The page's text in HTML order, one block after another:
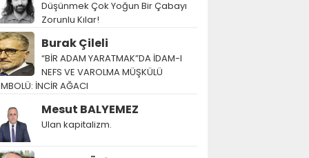
Düşünmek Çok Yoğun Bir Çabayı
Zorunlu Kılar!
Burak Çileli
“BİR ADAM YARATMAK”DA İDAM-I
NEFS VE VAROLMA MÜŞKÜLÜ
İNCİR AĞACI
Mesut BALYEMEZ
Ulan kapitalizm.